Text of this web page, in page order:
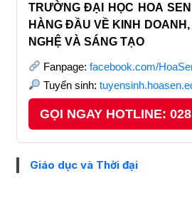
TRƯỜNG ĐẠI HỌC HOA
HÀNG ĐẦU VỀ KINH
NGHỆ VÀ SÁNG TẠO
Fanpage: facebook.com/
Tuyển sinh:
GỌI NGAY HOTLINE:
Giáo dục và Thời đại